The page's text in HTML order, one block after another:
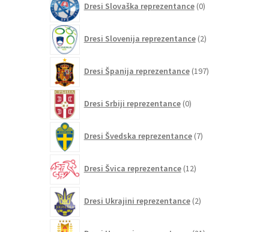
Dresi Slovaška reprezentance 0izdelkov
Dresi Slovenija reprezentance 2izdelka
Dresi Španija reprezentance 197izdelkov
Dresi Srbiji reprezentance 0izdelkov
Dresi Švedska reprezentance 7izdelkov
Dresi Švica reprezentance 12izdelkov
Dresi Ukrajini reprezentance 2izdelka